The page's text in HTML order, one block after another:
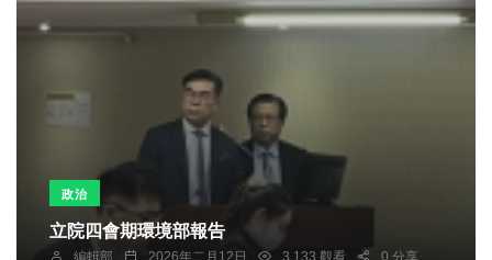
政治
立院四會期環境部報告
編輯部 2026年二月12日 3,133 觀看 0 分享